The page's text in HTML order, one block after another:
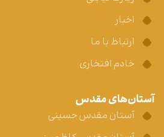
اخبار
ارتباط با ما
خادم افتخاری
آستان‌های مقدس
آستان مقدس حسینی